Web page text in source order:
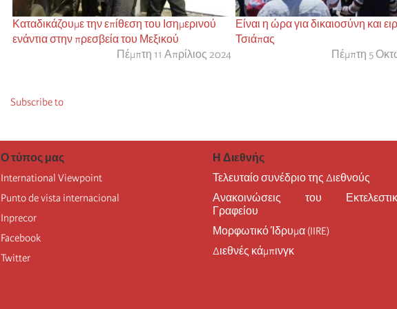
Καταδικάζουμε την επίθεση του Ισημερινού
ενάντια στην πρεσβεία του Μεξικού
Πέμπτη 11 Απρίλιος 2024
Είναι η ώρα για δικαιοσύνη και
Τσιάπας
Πέμπτη 5
Subscribe to
Ο τύπος μας
International Viewpoint
Punto de vista internacional
Inprecor
Facebook
Twitter
Η Διεθνής
Τελευταίο συνέδριο της Διεθνούς
Ανακοινώσεις του
Γραφείου
Μορφωτικό Ίδρυμα (IIRE)
Διεθνές κάμπινγκ